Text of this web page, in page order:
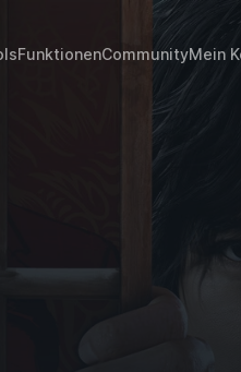
FunktionenCommunityMein